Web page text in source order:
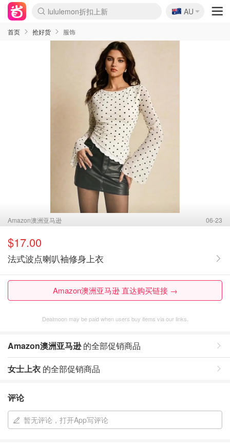
lululemon折扣上新
Sasa美妆护肤3.5折
SSENSE年中2.5折
FreshBeauty好价汇总
Cettire降价+叠9折
WWS Coles超市实拍
viagogo二手票捡漏
Myer超级周末
The Outnet奢牌1折起
David Jones 3折起
Flannels大牌1折
Perfumes Club护肤1折
AMIRO面罩$251
Amazon折扣汇总
eToro入金$200送$50
Amazon数码好物
ICONIC本周7.5折
ThedoubleF高奢地板价
Moose Knuckles 6折
丝芙兰5折起
EUFY摄像头$98
Selenichast首饰2折
Trip机票酒店促销
YSL送5件彩妆礼
Amazon家居好物
Amazon美妆护肤
雅漾大喷$8
过敏原检测盒$33
伊索独家赠50ml沐浴露
科颜氏高保湿面霜$29
SEALIFE海洋馆门票6折
丝塔芙大白罐$16
订阅Newsletter送香薰
Cult Beauty 6.8折
Harrods圣诞日历$525
LN-CC奢牌私促3折
d'Alba空姐喷雾$16
EVE LOM套装£56
Bernardelli独家4折
Adore Beauty 6折起
CT圣诞日历
Mytheresa奢品2.7折
Luxury Escapes 9折
Currentbody美容仪$881
MOON Garden Live
Roborock扫地机$649
Tingo Life水杯$24
Valentino官网5折
CR洗护套装$23
修丽可4件套$159
Myer彩妆2件7折
GANNI官网4.5折
Stylevana韩妆4折
Tessabit高奢8.5折
OGX洗发水$11
Amazon阿德莱德次日达
卡诗8.5折+赠礼
Philips Hue灯具8折
🇦🇺
AU
首页 抢好货 服饰
Amazon澳洲亚马逊 06-23
$17.00
法式波点喇叭袖修身上衣
Amazon澳洲亚马逊 直达购买链接 →
Dealmoon may be paid when users buy items via our links.
Amazon澳洲亚马逊的全部促销商品
女士上衣 的全部促销商品
评论
暂无评论，打开App写评论